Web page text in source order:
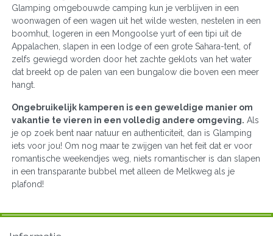
Glamping omgebouwde camping kun je verblijven in een
woonwagen of een wagen uit het wilde westen, nestelen in een
boomhut, logeren in een Mongoolse yurt of een tipi uit de
Appalachen, slapen in een lodge of een grote Sahara-tent, of
zelfs gewiegd worden door het zachte geklots van het water
dat breekt op de palen van een bungalow die boven een meer
hangt.
Ongebruikelijk kamperen is een geweldige manier om
vakantie te vieren in een volledig andere omgeving. Als
je op zoek bent naar natuur en authenticiteit, dan is Glamping
iets voor jou! Om nog maar te zwijgen van het feit dat er voor
romantische weekendjes weg, niets romantischer is dan slapen
in een transparante bubbel met alleen de Melkweg als je
plafond!